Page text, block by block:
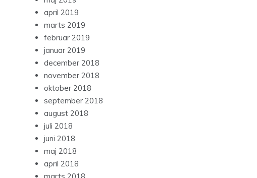
april 2019
marts 2019
februar 2019
januar 2019
december 2018
november 2018
oktober 2018
september 2018
august 2018
juli 2018
juni 2018
maj 2018
april 2018